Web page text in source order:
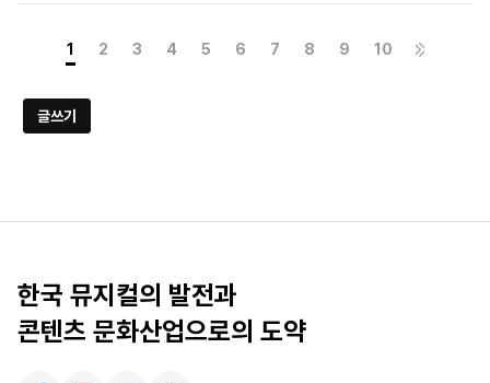
1 2 3 4 5 6 7 8 9 10
글쓰기
한국 뮤지컬의 발전과
콘텐츠 문화산업으로의 도약